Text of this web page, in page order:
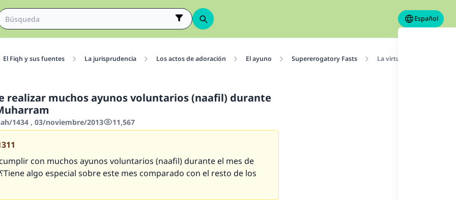
Español
El Fiqh y sus fuentes La jurisprudencia Los actos de adoración El ayuno Supererogatory Fasts La virtud de realizar
realizar muchos ayunos voluntarios (naafil) durante
1434 , 03/noviembre/2013 11,567